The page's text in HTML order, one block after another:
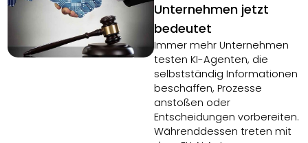
Unternehmen jetzt
bedeutet
Immer mehr Unternehmen
testen KI-Agenten, die
selbstständig Informationen
beschaffen, Prozesse
anstoßen oder
Entscheidungen vorbereiten.
Währenddessen treten mit